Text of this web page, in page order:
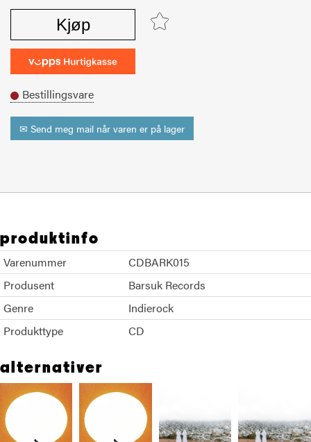
Kjøp
Bestillingsvare
✉ Send meg mail når varen er på lager
produktinfo
Varenummer
CDBARK015
Produsent
Barsuk Records
Genre
Indierock
Produkttype
CD
alternativer